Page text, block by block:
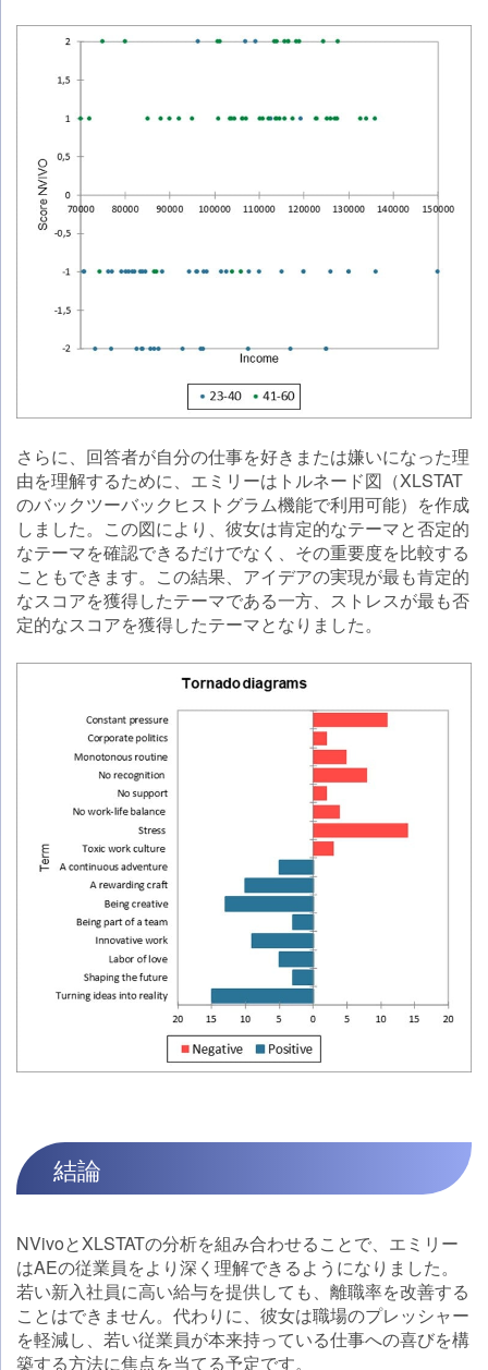
さらに、回答者が自分の仕事を好きまたは嫌いになった理
由を理解するために、エミリーはトルネード図（XLSTAT
のバックツーバックヒストグラム機能で利用可能）を作成
しました。この図により、彼女は肯定的なテーマと否定的
なテーマを確認できるだけでなく、その重要度を比較する
こともできます。この結果、アイデアの実現が最も肯定的
なスコアを獲得したテーマである一方、ストレスが最も否
定的なスコアを獲得したテーマとなりました。
結論
NVivoとXLSTATの分析を組み合わせることで、エミリー
はAEの従業員をより深く理解できるようになりました。
若い新入社員に高い給与を提供しても、離職率を改善する
ことはできません。代わりに、彼女は職場のプレッシャー
を軽減し、若い従業員が本来持っている仕事への喜びを構
築する方法に焦点を当てる予定です。